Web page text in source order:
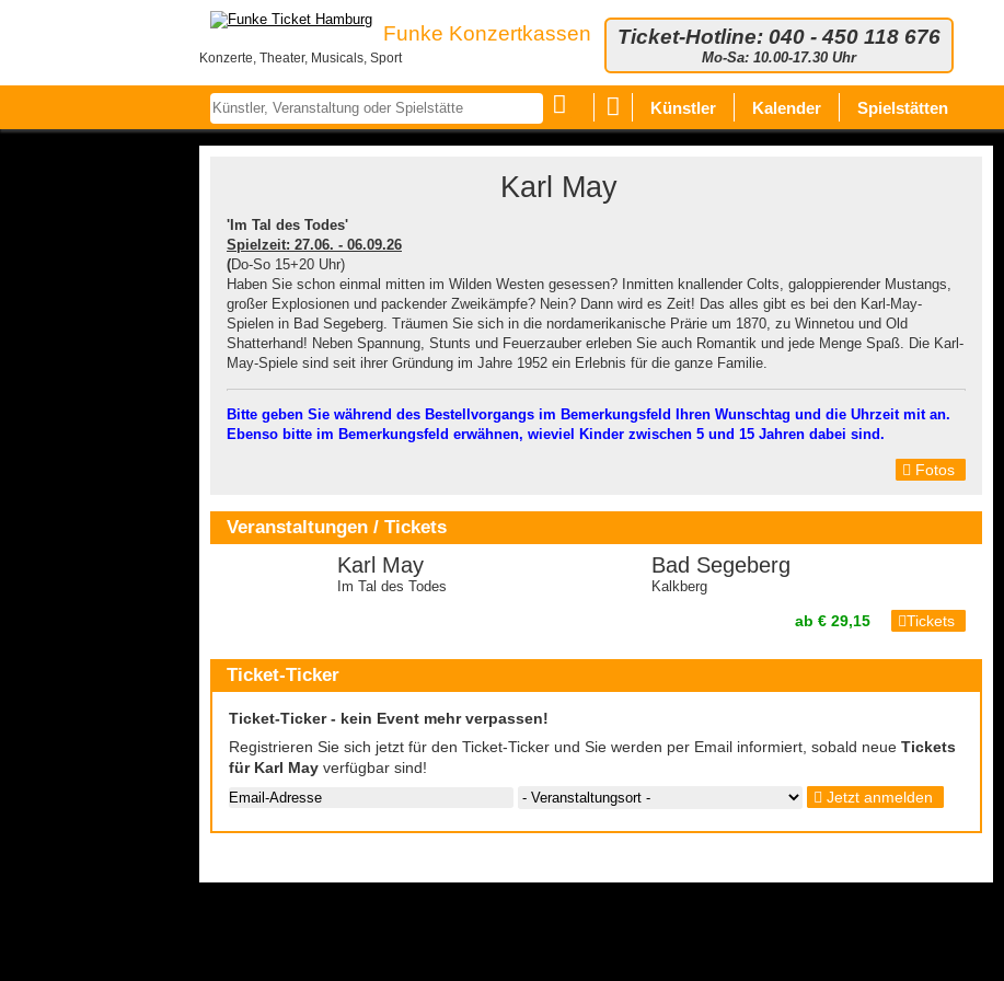
Funke Konzertkassen
Konzerte, Theater, Musicals, Sport
Ticket-Hotline: 040 - 450 118 676
Mo-Sa: 10.00-17.30 Uhr
Künstler Kalender Spielstätten
Karl May
'Im Tal des Todes'
Spielzeit: 27.06. - 06.09.26
(Do-So 15+20 Uhr)
Haben Sie schon einmal mitten im Wilden Westen gesessen? Inmitten knallender Colts, galoppierender Mustangs,
großer Explosionen und packender Zweikämpfe? Nein? Dann wird es Zeit! Das alles gibt es bei den Karl-May-
Spielen in Bad Segeberg. Träumen Sie sich in die nordamerikanische Prärie um 1870, zu Winnetou und Old
Shatterhand! Neben Spannung, Stunts und Feuerzauber erleben Sie auch Romantik und jede Menge Spaß. Die Karl-
May-Spiele sind seit ihrer Gründung im Jahre 1952 ein Erlebnis für die ganze Familie.
Bitte geben Sie während des Bestellvorgangs im Bemerkungsfeld Ihren Wunschtag und die Uhrzeit mit an.
Ebenso bitte im Bemerkungsfeld erwähnen, wieviel Kinder zwischen 5 und 15 Jahren dabei sind.
Fotos
Veranstaltungen / Tickets
Karl May
Im Tal des Todes
Bad Segeberg
Kalkberg
ab € 29,15 Tickets
Ticket-Ticker
Ticket-Ticker - kein Event mehr verpassen!
Registrieren Sie sich jetzt für den Ticket-Ticker und Sie werden per Email informiert, sobald neue Tickets
für Karl May verfügbar sind!
Jetzt anmelden